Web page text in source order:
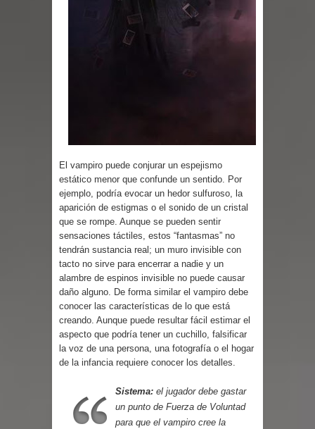
Parte 05: Los Horrores del Infierno
Parte 04: Oídos Sordos
El vampiro puede conjurar un espejismo
estático menor que confunde un sentido. Por
ejemplo, podría evocar un hedor sulfuroso, la
aparición de estigmas o el sonido de un cristal
que se rompe. Aunque se pueden sentir
sensaciones táctiles, estos “fantasmas” no
tendrán sustancia real; un muro invisible con
tacto no sirve para encerrar a nadie y un
alambre de espinos invisible no puede causar
daño alguno. De forma similar el vampiro debe
conocer las características de lo que está
creando. Aunque puede resultar fácil estimar el
aspecto que podría tener un cuchillo, falsificar
la voz de una persona, una fotografía o el hogar
de la infancia requiere conocer los detalles.
Sistema: el jugador debe gastar
un punto de Fuerza de Voluntad
para que el vampiro cree la